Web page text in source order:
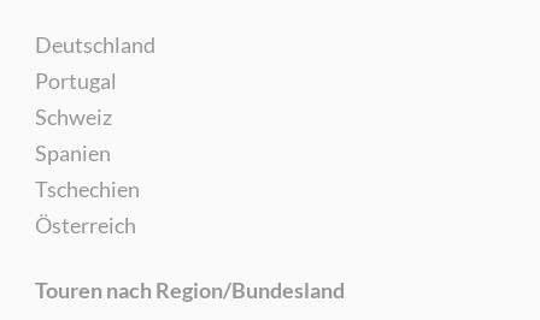
Deutschland
Portugal
Schweiz
Spanien
Tschechien
Österreich
Touren nach Region/Bundesland